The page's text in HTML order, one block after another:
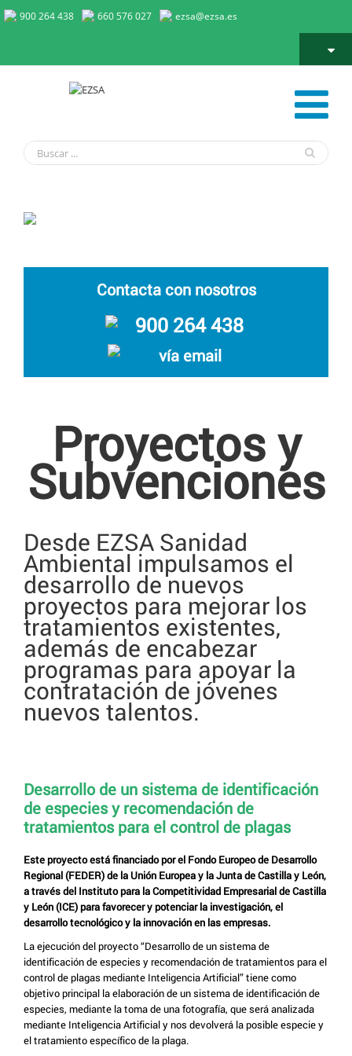
900 264 438 660 576 027 ezsa@ezsa.es
Contacta con nosotros
900 264 438
vía email
Proyectos y
Subvenciones
Desde EZSA Sanidad
Ambiental impulsamos el
desarrollo de nuevos
proyectos para mejorar los
tratamientos existentes,
además de encabezar
programas para apoyar la
contratación de jóvenes
nuevos talentos.
Desarrollo de un sistema de identificación
de especies y recomendación de
tratamientos para el control de plagas
Este proyecto está financiado por el Fondo Europeo de Desarrollo
Regional (FEDER) de la Unión Europea y la Junta de Castilla y León,
a través del Instituto para la Competitividad Empresarial de Castilla
y León (ICE) para favorecer y potenciar la investigación, el
desarrollo tecnológico y la innovación en las empresas.
La ejecución del proyecto “Desarrollo de un sistema de
identificación de especies y recomendación de tratamientos para el
control de plagas mediante Inteligencia Artificial” tiene como
objetivo principal la elaboración de un sistema de identificación de
especies, mediante la toma de una fotografía, que será analizada
mediante Inteligencia Artificial y nos devolverá la posible especie y
el tratamiento específico de la plaga.